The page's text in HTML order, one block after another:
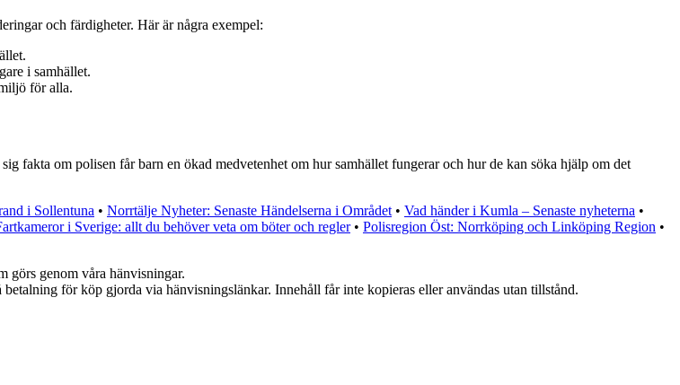
och färdigheter. Här är några exempel:
i samhället.
för alla.
fakta om polisen får barn en ökad medvetenhet om hur samhället fungerar och hur de kan söka hjälp om det
i Sollentuna • Norrtälje Nyheter: Senaste Händelserna i Området • Vad händer i Kumla – Senaste nyheterna •
i Sverige: allt du behöver veta om böter och regler• Polisregion Öst: Norrköping och Linköping Region •
görs genom våra hänvisningar.
för köp gjorda via hänvisningslänkar. Innehåll får inte kopieras eller användas utan tillstånd.